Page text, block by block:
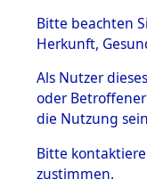
BESTÄNDE
mente
1.2.9 Beim
verwahrte
1.2.9.1
Effekten
Bitte beachten
Herkunft,
Als Nutzer
oder
die Nutzung
Bitte
zustimmen.